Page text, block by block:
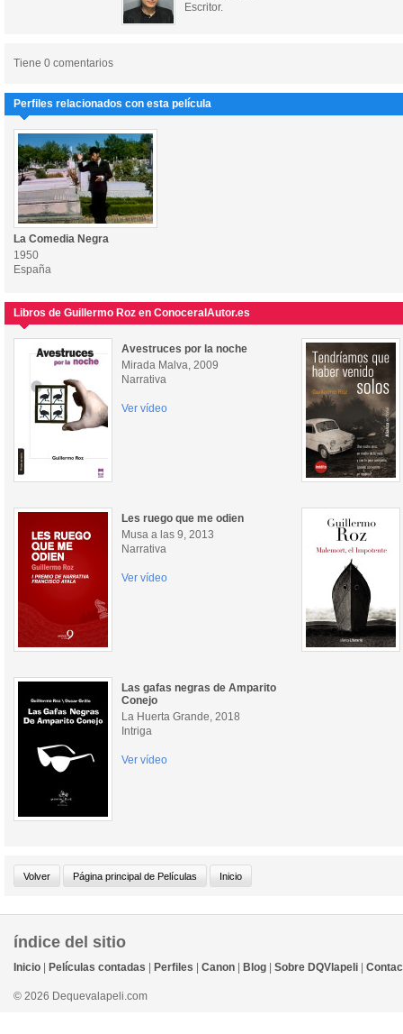
Escritor.
Tiene 0 comentarios
Perfiles relacionados con esta película
La Comedia Negra
1950
España
Libros de Guillermo Roz en ConoceralAutor.es
Avestruces por la noche
Mirada Malva, 2009
Narrativa
Ver vídeo
Les ruego que me odien
Musa a las 9, 2013
Narrativa
Ver vídeo
Las gafas negras de Amparito
Conejo
La Huerta Grande, 2018
Intriga
Ver vídeo
índice del sitio
Inicio Películas contadas Perfiles Canon Blog Sobre DQVlapeli
© 2026 Dequevalapeli.com